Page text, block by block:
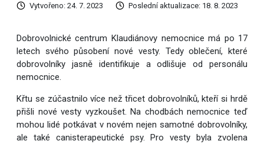
Vytvořeno: 24. 7. 2023 Poslední aktualizace: 18. 8. 2023
Dobrovolnické centrum Klaudiánovy nemocnice má po 17
letech svého působení nové vesty. Tedy oblečení, které
dobrovolníky jasně identifikuje a odlišuje od personálu
nemocnice.
Křtu se zúčastnilo více než třicet dobrovolníků, kteří si hrdě
přišli nové vesty vyzkoušet. Na chodbách nemocnice teď
mohou lidé potkávat v novém nejen samotné dobrovolníky,
ale také canisterapeutické psy. Pro vesty byla zvolena